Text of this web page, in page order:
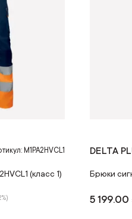
M1PA2HVCL1
(класс 1)
DELTA
Брюки
5 199.00